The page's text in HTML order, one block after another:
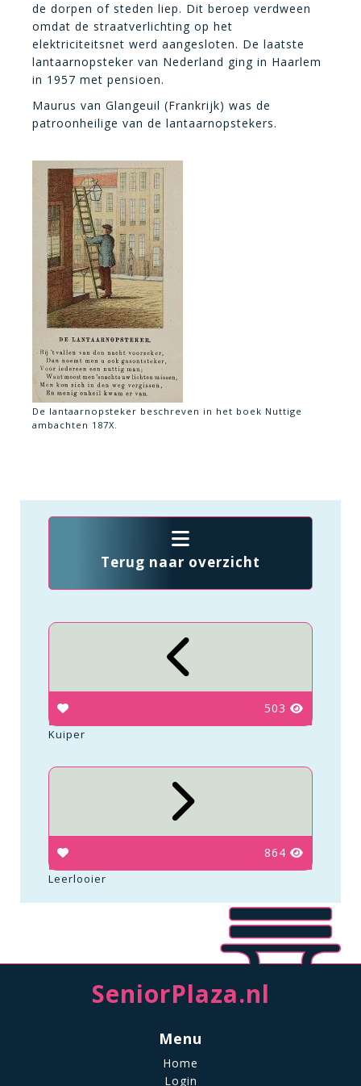
de dorpen of steden liep. Dit beroep verdween
omdat de straatverlichting op het
elektriciteitsnet werd aangesloten. De laatste
lantaarnopsteker van Nederland ging in Haarlem
in 1957 met pensioen.
Maurus van Glangeuil (Frankrijk) was de
patroonheilige van de lantaarnopstekers.
De lantaarnopsteker beschreven in het boek Nuttige
ambachten 187X.
Terug naar overzicht
503
Kuiper
864
Leerlooier
SeniorPlaza.nl
Menu
Home
Login